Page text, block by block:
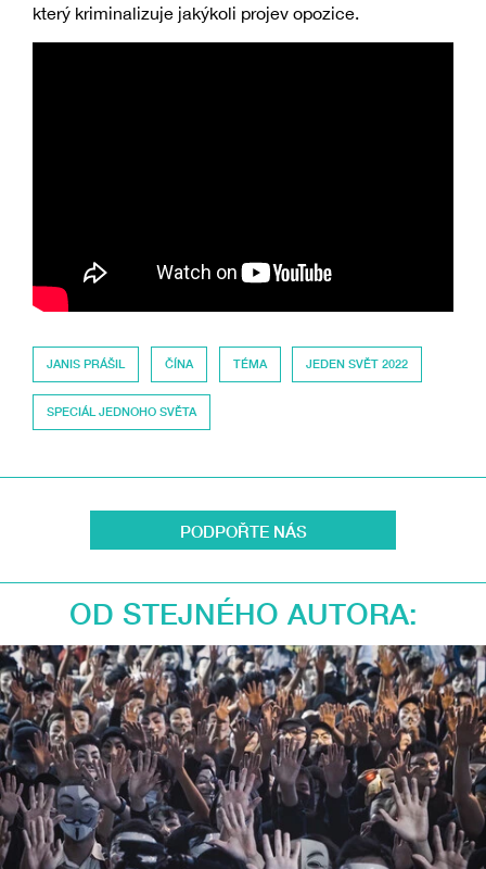
který kriminalizuje jakýkoli projev opozice.
JANIS PRÁŠIL ČÍNA TÉMA JEDEN SVĚT 2022
SPECIÁL JEDNOHO SVĚTA
PODPOŘTE NÁS
OD STEJNÉHO AUTORA: